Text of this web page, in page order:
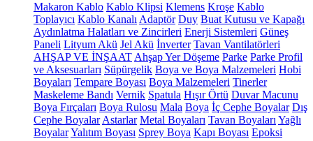
Makaron Kablo Kablo Klipsi Klemens Kroşe Kablo
Toplayıcı Kablo Kanalı Adaptör Duy Buat Kutusu ve Kapağı
Aydınlatma Halatları ve Zincirleri Enerji Sistemleri Güneş
Paneli Lityum Akü Jel Akü İnverter Tavan Vantilatörleri
AHŞAP VE İNŞAAT Ahşap Yer Döşeme Parke Parke Profil
ve Aksesuarları Süpürgelik Boya ve Boya Malzemeleri Hobi
Boyaları Tempare Boyası Boya Malzemeleri Tinerler
Maskeleme Bandı Vernik Spatula Hışır Örtü Duvar Macunu
Boya Fırçaları Boya Rulosu Mala Boya İç Cephe Boyalar Dış
Cephe Boyalar Astarlar Metal Boyaları Tavan Boyaları Yağlı
BoyalarYalıtım Boyası Sprey Boya Kapı Boyası Epoksi